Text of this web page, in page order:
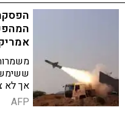
אך לא
כווית
AFP